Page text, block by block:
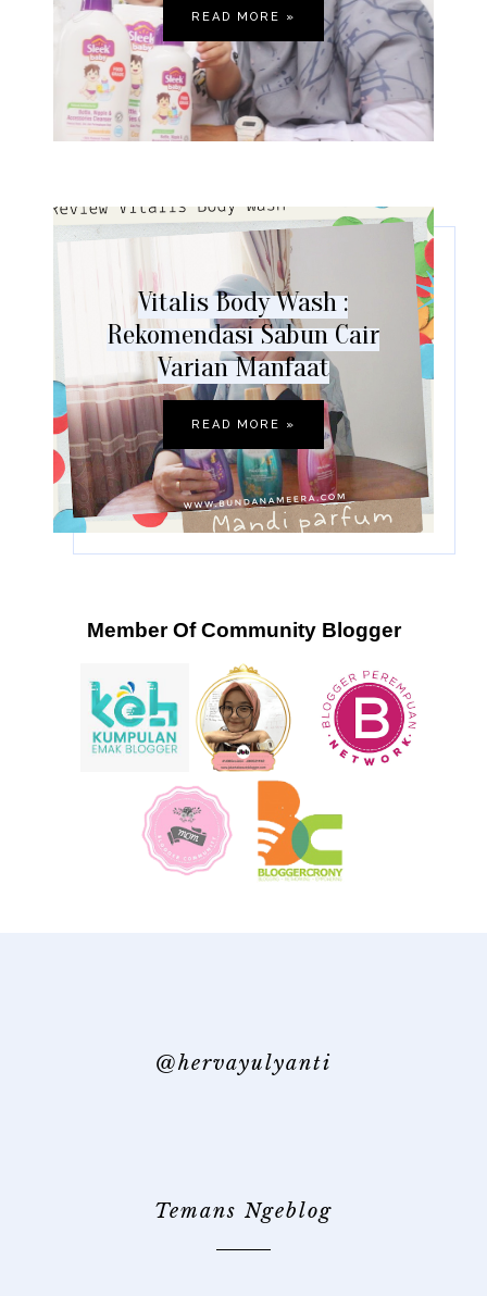
READ MORE »
Vitalis Body Wash :
Rekomendasi Sabun Cair
Varian Manfaat
READ MORE »
Member Of Community Blogger
@hervayulyanti
Temans Ngeblog